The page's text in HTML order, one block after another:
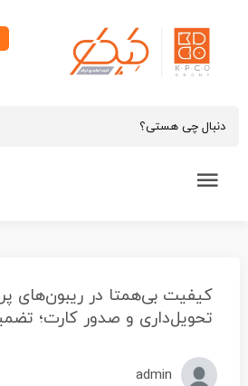
کیفیت بی‌همتا در ریبون‌های
تحویل‌داری و صدور کارت؛
admin